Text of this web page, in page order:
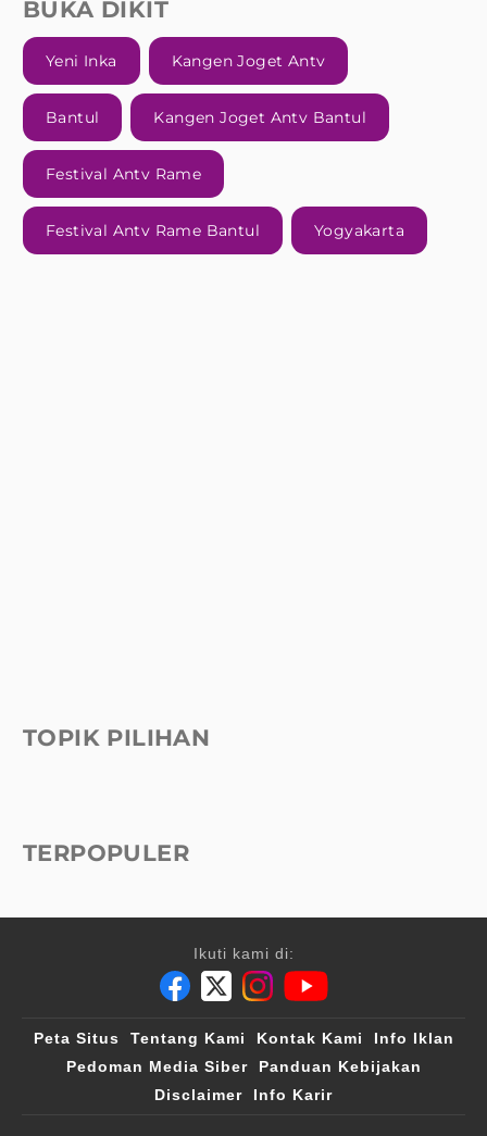
BUKA DIKIT
Yeni Inka Kangen Joget Antv
Bantul Kangen Joget Antv Bantul
Festival Antv Rame
Festival Antv Rame Bantul Yogyakarta
TOPIK PILIHAN
TERPOPULER
Ikuti kami di:
Peta Situs Tentang Kami Kontak Kami
Info Iklan
Pedoman Media Siber
Panduan Kebijakan
Disclaimer
Info Karir